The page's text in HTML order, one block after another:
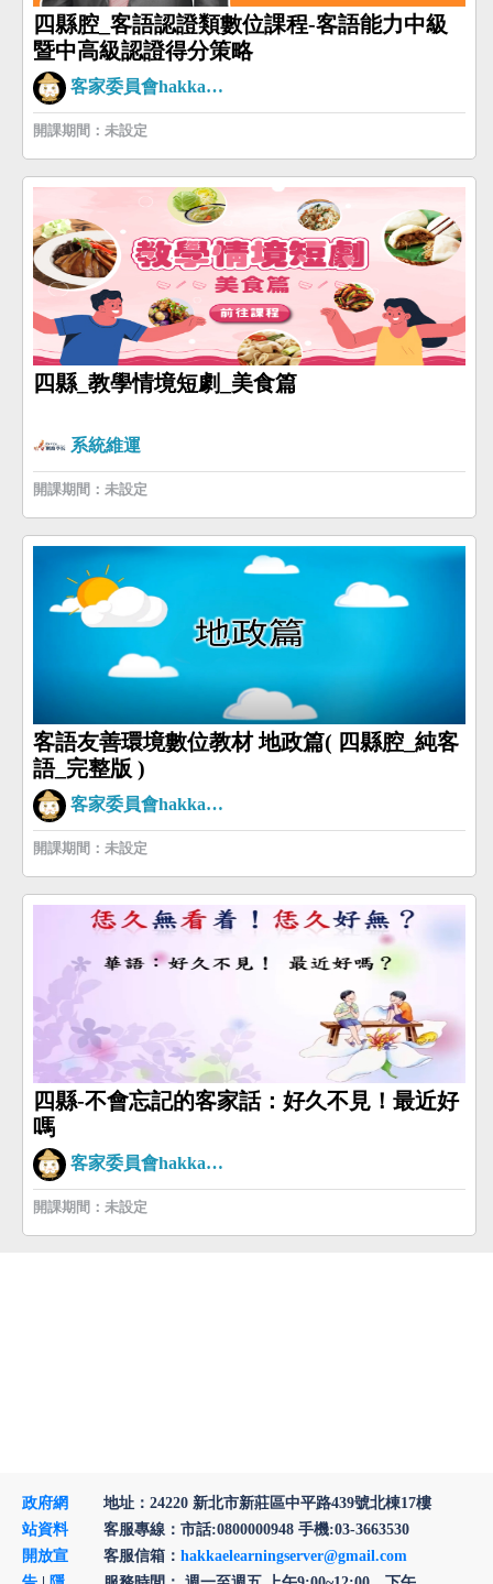
四縣腔_客語認證類數位課程-客語能力中級
暨中高級認證得分策略
客家委員會hakkaman
開課期間：未設定
四縣_教學情境短劇_美食篇
系統維運
開課期間：未設定
客語友善環境數位教材 地政篇( 四縣腔_純客
語_完整版 )
客家委員會hakkaman
開課期間：未設定
四縣-不會忘記的客家話：好久不見！最近好
嗎
客家委員會hakkaman
開課期間：未設定
政府網
站資料
開放宣
地址：24220 新北市新莊區中平路439號北棟17樓
客服專線：市話:0800000948 手機:03-3663530
客服信箱： hakkaelearningserver@gmail.com